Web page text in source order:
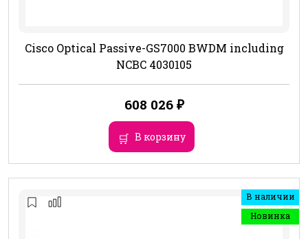
Cisco Optical Passive-GS7000 BWDM including
NCBC 4030105
608 026 ₽
В корзину
В наличии
Новинка